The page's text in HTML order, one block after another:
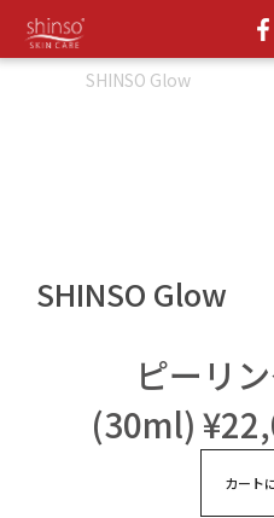
SHINSO Glow
SHINSO Glow
ピーリ
(30ml) ¥
カート